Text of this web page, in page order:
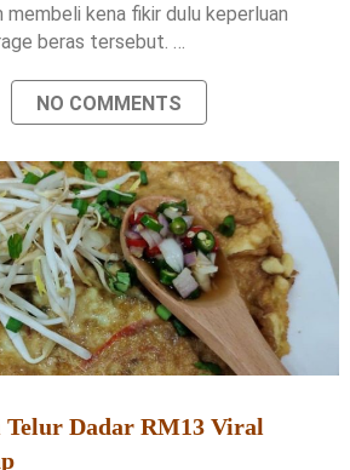
kena fikir dulu keperluan
beras tersebut. …
NO COMMENTS
Telur Dadar RM13 Viral